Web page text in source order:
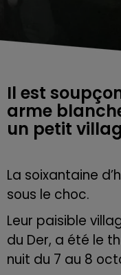
Il est
arme
un petit
La soixantaine
sous le choc.
Leur paisible
du Der, a été le
nuit du 7 au 8